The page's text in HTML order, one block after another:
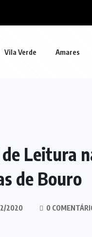
Vila Verde Amares
Leitura
de Bouro
2020 0